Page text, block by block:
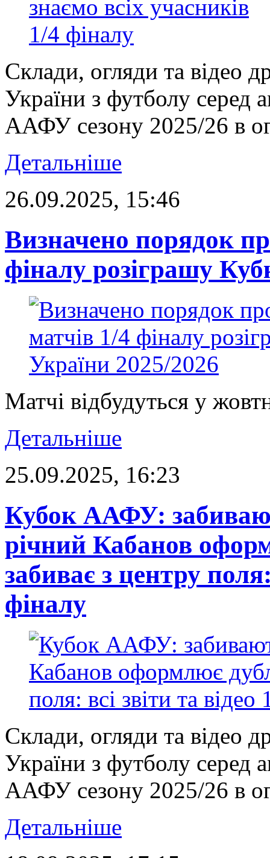
Склади, огляди та відео
України з футболу серед
ААФУ сезону 2025/26 в
Детальніше
26.09.2025, 15:46
Визначено порядок
фіналу розіграшу
Матчі відбудуться у
Детальніше
25.09.2025, 16:23
Кубок ААФУ:
річний Кабанов
забиває з центру
фіналу
Склади, огляди та відео
України з футболу серед
ААФУ сезону 2025/26 в
Детальніше